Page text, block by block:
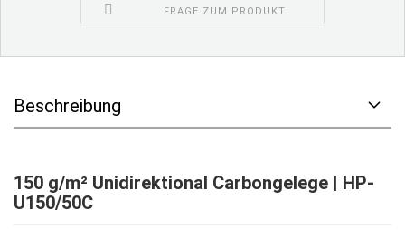
FRAGE ZUM PRODUKT
Beschreibung
150 g/m² Unidirektional Carbongelege | HP-
U150/50C